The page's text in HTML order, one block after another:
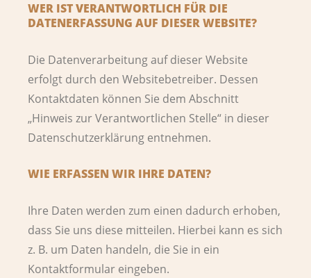
WER IST VERANTWORTLICH FÜR DIE
DATENERFASSUNG AUF DIESER WEBSITE?
Die Datenverarbeitung auf dieser Website
erfolgt durch den Websitebetreiber. Dessen
Kontaktdaten können Sie dem Abschnitt
„Hinweis zur Verantwortlichen Stelle“ in dieser
Datenschutzerklärung entnehmen.
WIE ERFASSEN WIR IHRE DATEN?
Ihre Daten werden zum einen dadurch erhoben,
dass Sie uns diese mitteilen. Hierbei kann es sich
z. B. um Daten handeln, die Sie in ein
Kontaktformular eingeben.